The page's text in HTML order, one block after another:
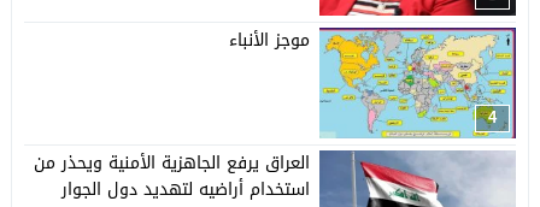
4
موجز الأنباء
العراق يرفع الجاهزية الأمنية ويحذر من
استخدام أراضيه لتهديد دول الجوار